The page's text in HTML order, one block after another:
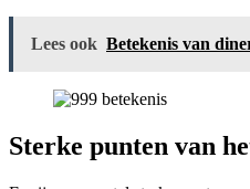
Lees ook Betekenis van
Sterke punten van